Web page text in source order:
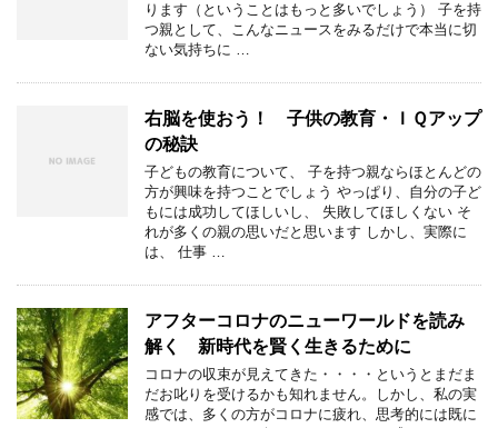
ります（ということはもっと多いでしょう） 子を持
つ親として、こんなニュースをみるだけで本当に切
ない気持ちに …
右脳を使おう！ 子供の教育・ＩＱアップ
の秘訣
子どもの教育について、 子を持つ親ならほとんどの
方が興味を持つことでしょう やっぱり、自分の子ど
もには成功してほしいし、 失敗してほしくない そ
れが多くの親の思いだと思います しかし、実際に
は、 仕事 …
アフターコロナのニューワールドを読み
解く 新時代を賢く生きるために
コロナの収束が見えてきた・・・・というとまだま
だお叱りを受けるかも知れません。しかし、私の実
感では、多くの方がコロナに疲れ、思考的には既に